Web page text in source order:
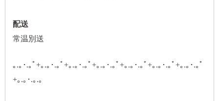
配送
常温別送
｡.｡･.｡ﾟ+｡.｡･.｡ﾟ+｡.｡･.｡ﾟ+｡.｡･.｡ﾟ+｡.｡･.｡ﾟ+｡.｡･.｡ﾟ+｡.｡･.｡ﾟ
+｡.｡･.｡.｡